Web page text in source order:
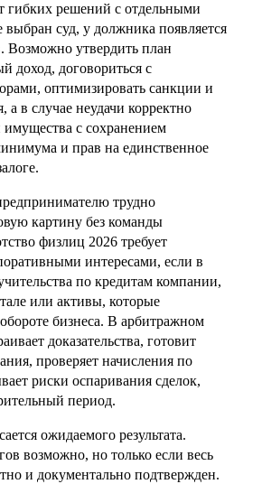
гибких решений с отдельными
суд, у должника появляется
Возможно утвердить план
доход, договориться с
оптимизировать санкции и
в случае неудачи корректно
имущества с сохранением
и прав на единственное
трудно
картину без команды
физлиц 2026 требует
интересами, если в
по кредитам компании,
или активы, которые
бизнеса. В арбитражном
доказательства, готовит
проверяет начисления по
риски оспаривания сделок,
период.
ожидаемого результата.
возможно, но только если весь
и документально подтвержден.